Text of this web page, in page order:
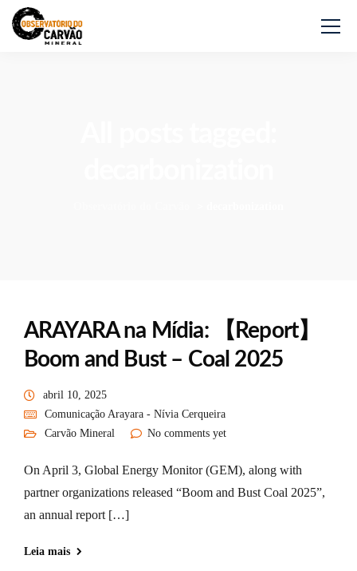
ARAYARA na Mídia: 【Report】
Boom and Bust – Coal 2025
abril 10, 2025
Comunicação Arayara - Nívia Cerqueira
Carvão Mineral
No comments yet
On April 3, Global Energy Monitor (GEM), along with
partner organizations released “Boom and Bust Coal 2025”,
an annual report […]
Leia mais